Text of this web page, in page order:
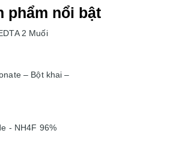
phẩm nổi bật
2 Muối
– Bột khai –
- NH4F 96%